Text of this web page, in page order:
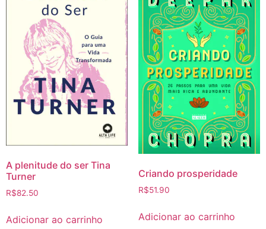
A plenitude do ser Tina
Turner
R$82.50
Adicionar ao carrinho
Criando prosperidade
R$51.90
Adicionar ao carrinho